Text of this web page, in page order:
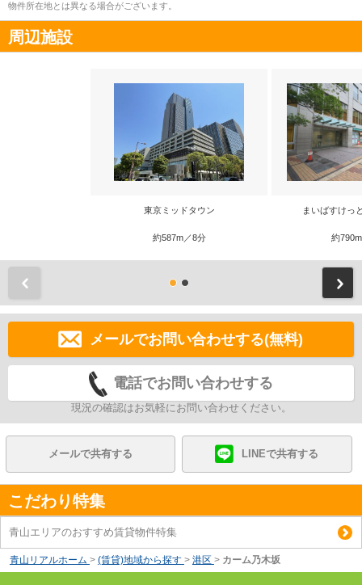
物件所在地とは異なる場合がございます。
周辺施設
東京ミッドタウン
約587m／8分
まいばすけっ
約
メールでお問い合わせする(無料)
電話でお問い合わせする
現況の確認はお気軽にお問い合わせください。
メールで共有する LINEで共有する
こだわり特集
青山エリアのおすすめ賃貸物件特集
青山リアルホーム > (賃貸)地域から探す > 港区 > カーム乃木坂